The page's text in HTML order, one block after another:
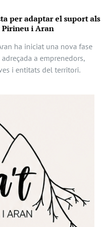
per adaptar el suport als
Pirineu i Aran
ha iniciat una nova fase
a emprenedors,
i entitats del territori.